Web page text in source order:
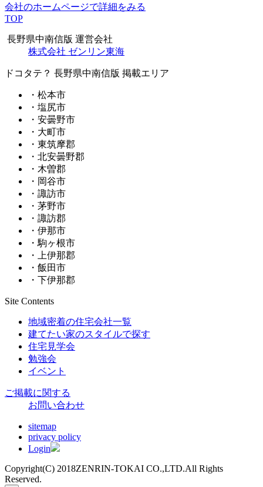
会社のホームページで詳細をみる
TOP
長野県中南信版 運営会社
株式会社 ゼンリン東海
ドコタテ？ 長野県中南信版 掲載エリア
・松本市
・塩尻市
・安曇野市
・大町市
・東筑摩郡
・北安曇野郡
・木曽郡
・岡谷市
・諏訪市
・茅野市
・諏訪郡
・伊那市
・駒ヶ根市
・上伊那郡
・飯田市
・下伊那郡
Site Contents
地域密着の住宅会社一覧
建てたい家のスタイルで探す
住宅見学会
勉強会
イベント
ご掲載に関する
お問い合わせ
sitemap
privacy policy
Login
Copyright(C) 2018ZENRIN-TOKAI CO.,LTD.All Rights
Reserved.